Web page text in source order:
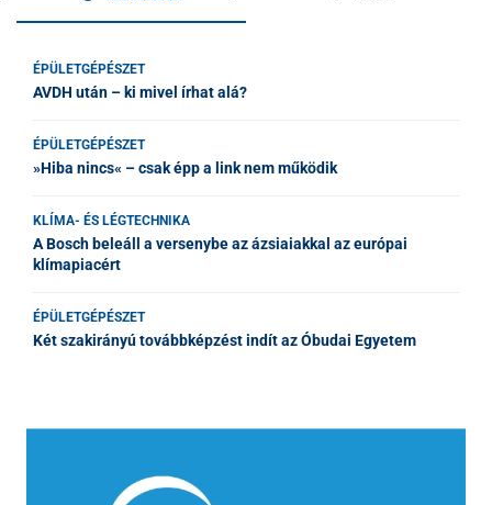
ÉPÜLETGÉPÉSZET
AVDH után – ki mivel írhat alá?
ÉPÜLETGÉPÉSZET
»Hiba nincs« – csak épp a link nem működik
KLÍMA- ÉS LÉGTECHNIKA
A Bosch beleáll a versenybe az ázsiaiakkal az európai
klímapiacért
ÉPÜLETGÉPÉSZET
Két szakirányú továbbképzést indít az Óbudai Egyetem